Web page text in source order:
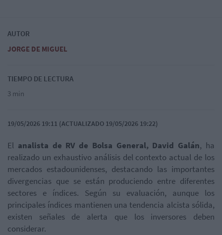
AUTOR
JORGE DE MIGUEL
TIEMPO DE LECTURA
3 min
19/05/2026 19:11 (ACTUALIZADO 19/05/2026 19:22)
El analista de RV de Bolsa General, David Galán, ha
realizado un exhaustivo análisis del contexto actual de los
mercados estadounidenses, destacando las importantes
divergencias que se están produciendo entre diferentes
sectores e índices. Según su evaluación, aunque los
principales índices mantienen una tendencia alcista sólida,
existen señales de alerta que los inversores deben
considerar.